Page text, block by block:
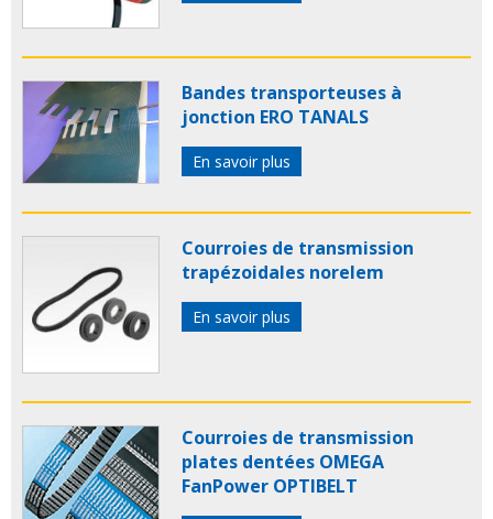
Bandes transporteuses à
jonction ERO TANALS
En savoir plus
Courroies de transmission
trapézoidales norelem
En savoir plus
Courroies de transmission
plates dentées OMEGA
FanPower OPTIBELT